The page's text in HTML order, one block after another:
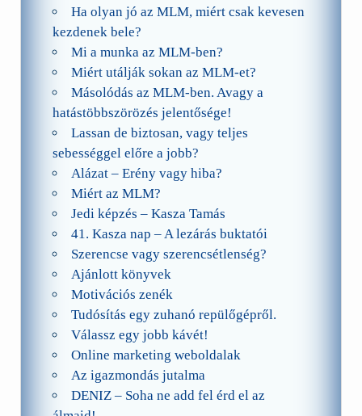
Ha olyan jó az MLM, miért csak kevesen
kezdenek bele?
Mi a munka az MLM-ben?
Miért utálják sokan az MLM-et?
Másolódás az MLM-ben. Avagy a
hatástöbbszörözés jelentősége!
Lassan de biztosan, vagy teljes
sebességgel előre a jobb?
Alázat – Erény vagy hiba?
Miért az MLM?
Jedi képzés – Kasza Tamás
41. Kasza nap – A lezárás buktatói
Szerencse vagy szerencsétlenség?
Ajánlott könyvek
Motivációs zenék
Tudósítás egy zuhanó repülőgépről.
Válassz egy jobb kávét!
Online marketing weboldalak
Az igazmondás jutalma
DENIZ – Soha ne add fel érd el az